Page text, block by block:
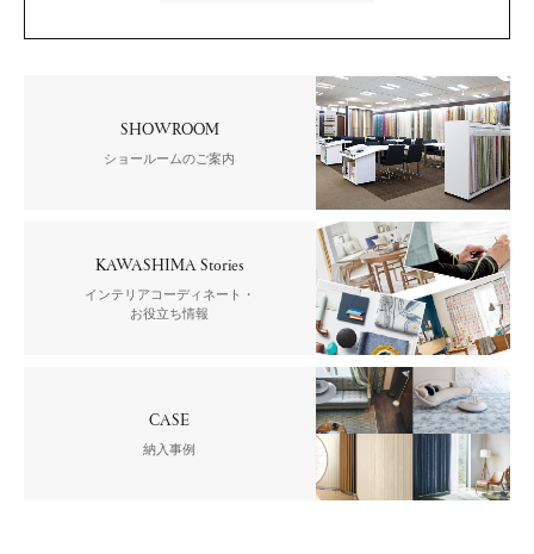
SHOWROOM
ショールームのご案内
KAWASHIMA Stories
インテリアコーディネート・
お役立ち情報
CASE
納入事例